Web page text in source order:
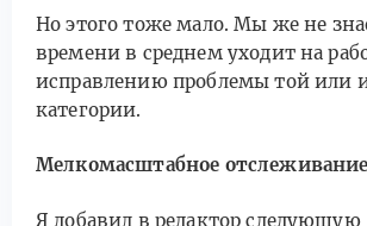
Но этого тоже мало. Мы же не
времени в среднем уходит на
исправлению проблемы той или
категории.
Мелкомасштабное
Я добавил в редактор следующую